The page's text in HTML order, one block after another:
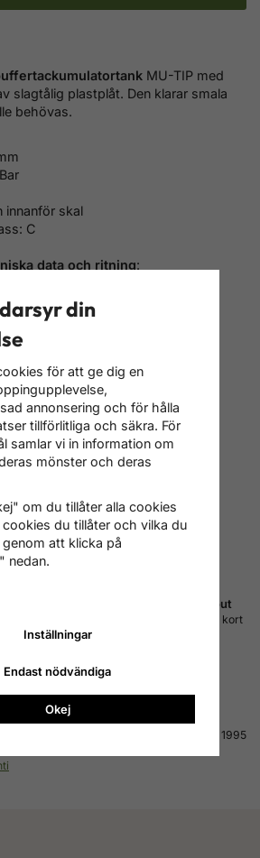
MU-TIP med
slagtålig plastplåt. Den klarar smala
behövas.
innanför skal
C
data och ritning:
MU-TIP
Betala med Svea checkout
Faktura, delbetalning, konto, kort
alla
Tusentals nöjda kunder sedan 1995
din
för att ge dig en
annonsering och för hålla
tillförlitliga och säkra. För
samlar vi in information om
mönster och deras
om du tillåter alla cookies
cookies du tillåter och vilka du
att klicka på
nedan.
Inställningar
Endast nödvändiga
Okej